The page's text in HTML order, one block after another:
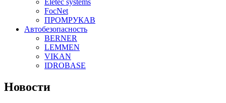
FocNet
ПРОМРУКАВ
Автобезопасность
BERNER
LEMMEN
VIKAN
IDROBASE
Новости